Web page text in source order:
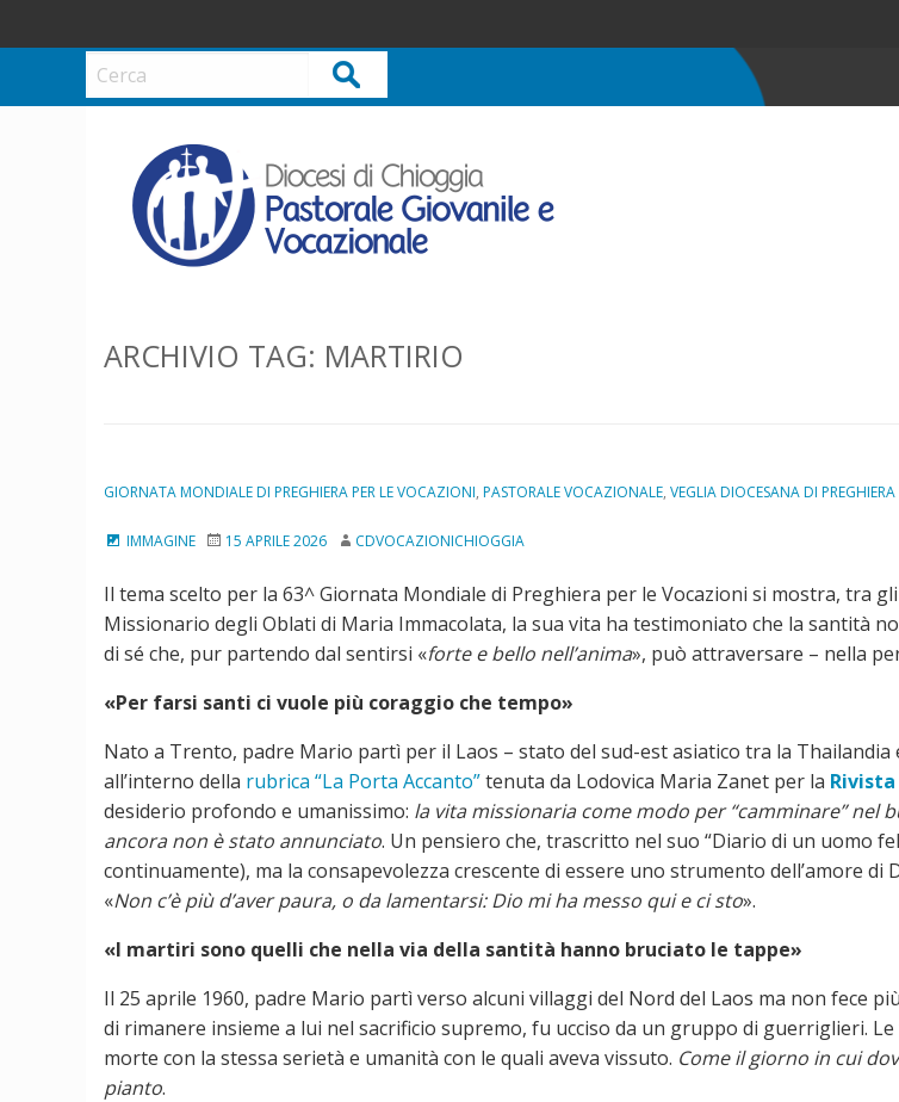
k
p
Cerca
ARCHIVIO TAG: MARTIRIO
GIORNATA MONDIALE DI PREGHIERA PER LE VOCAZIONI, PASTORALE VOCAZIONALE, VEGLIA DIOCESANA DI
IMMAGINE 15 APRILE 2026 CDVOCAZIONICHIOGGIA
Il tema scelto per la 63^Giornata Mondiale di Preghiera per le Vocazioni si mostra, tra
Missionario degli Oblati di Maria Immacolata, la sua vita ha testimoniato che la santità
di sé che, pur partendo dal sentirsi «forte e bello nell’anima», può attraversare – nella
«Per farsi santi ci vuole più coraggio che tempo»
Nato a Trento, padre Mario partì per il Laos – stato del sud-est asiatico tra la
all’interno della rubrica “La Porta Accanto”tenuta da Lodovica Maria Zanet per la
desiderio profondo e umanissimo: la vita missionaria come modo per “camminare” nel
ancora non è stato annunciato. Un pensiero che, trascritto nel suo “Diario di un uomo
continuamente), ma la consapevolezza crescente di essere uno strumento dell’amore
«Non c’è più d’aver paura, o da lamentarsi: Dio mi ha messo qui e ci sto».
«I martiri sono quelli che nella via della santità hanno bruciato le tappe»
Il 25 aprile 1960, padre Mario partì verso alcuni villaggi del Nord del Laos ma non fece
di rimanere insieme a lui nel sacrificio supremo, fu ucciso da un gruppo di guerriglieri.
morte con la stessa serietà e umanità con le quali aveva vissuto. Come il giorno in cui
pianto.